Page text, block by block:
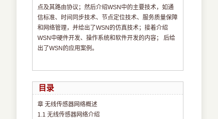
点及其路由协议；然后介绍WSN中的主要技术，如通
信标准、时间同步技术、节点定位技术、服务质量保障
和网络管理，并给出了WSN的仿真技术；接着介绍
WSN中硬件开发、操作系统和软件开发的内容； 后给
出了WSN的应用案例。
目录
章 无线传感器网络概述
1.1 无线传感器网络介绍